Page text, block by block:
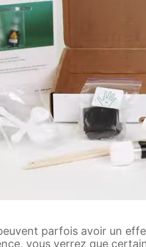
parfois avoir un
vous verrez que